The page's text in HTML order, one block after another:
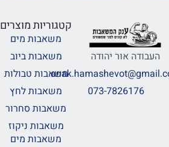
העבודה אור יהודה
073-7826176
קטגוריות מוצרים
משאבות מים
משאבות ביוב
משאבות טבולות
משאבות לחץ
משאבות סחרור
משאבות ניקוז
משאבות מים